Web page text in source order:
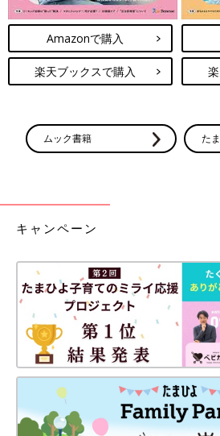
外にも出られないから体力が有り余っ
でも、朝一じゃなければパン作りは楽
時間もかけられるので（←やることが
おうち時間 にはおすすめだと思います
都内在住のワーママ。
2015年3月産まれの娘と夫の3人家族。
ランドセル選び、
なめてました日記
来年、小学生になる娘。 ランドセル選びは
まだ先かな...と思って
ママさんのお話を聞
動)を始めることにし
前の話
在宅勤務の落とし穴
【子育てなめてまし
た日記#88】
一覧
Amazonで購入
楽天ブックスで購入
ムック書籍 た
キャンペーン